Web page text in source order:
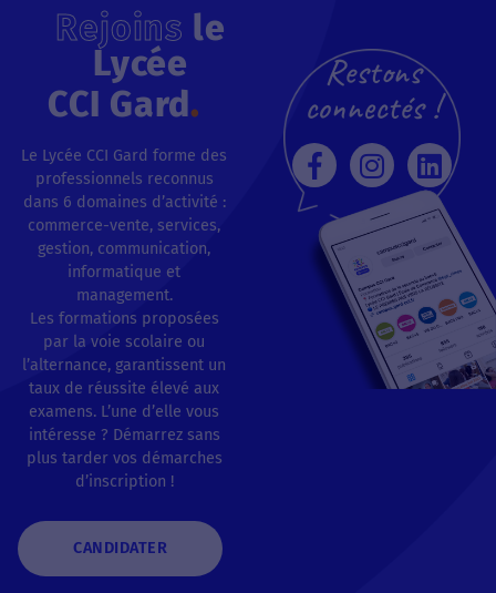
Rejoins le
Lycée
CCI Gard.
Le Lycée CCI Gard forme des
professionnels reconnus
dans 6 domaines d’activité :
commerce-vente, services,
gestion, communication,
informatique et
management.
Les formations proposées
par la voie scolaire ou
l’alternance, garantissent un
taux de réussite élevé aux
examens. L’une d’elle vous
intéresse ? Démarrez sans
plus tarder vos démarches
d’inscription !
CANDIDATER
Restons
connectés !